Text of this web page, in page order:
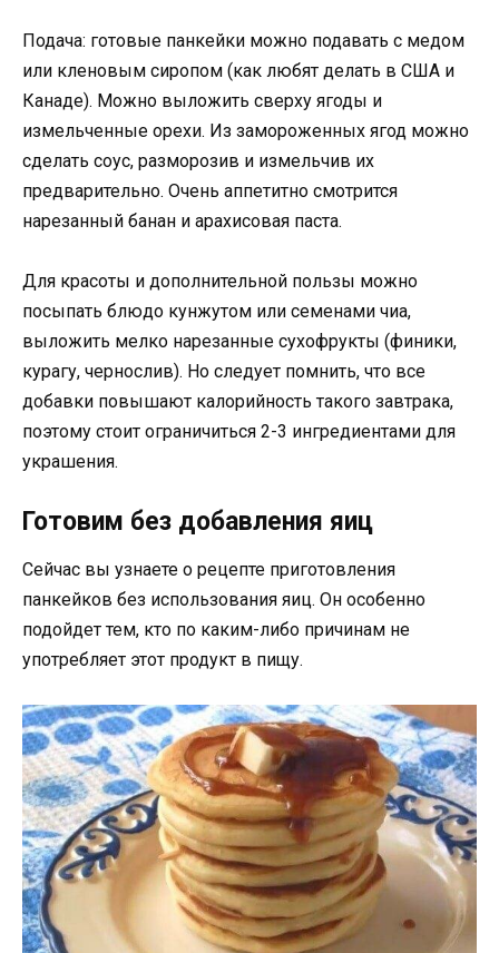
Подача: готовые панкейки можно подавать с медом
или кленовым сиропом (как любят делать в США и
Канаде). Можно выложить сверху ягоды и
измельченные орехи. Из замороженных ягод можно
сделать соус, разморозив и измельчив их
предварительно. Очень аппетитно смотрится
нарезанный банан и арахисовая паста.
Для красоты и дополнительной пользы можно
посыпать блюдо кунжутом или семенами чиа,
выложить мелко нарезанные сухофрукты (финики,
курагу, чернослив). Но следует помнить, что все
добавки повышают калорийность такого завтрака,
поэтому стоит ограничиться 2-3 ингредиентами для
украшения.
Готовим без добавления яиц
Сейчас вы узнаете о рецепте приготовления
панкейков без использования яиц. Он особенно
подойдет тем, кто по каким-либо причинам не
употребляет этот продукт в пищу.